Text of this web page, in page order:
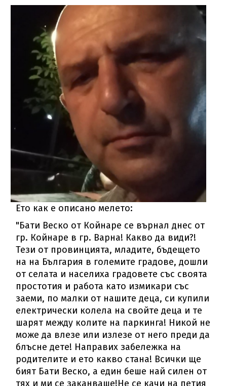
Ето как е описано мелето:
"Бати Веско от Койнаре се върнал днес от
гр. Койнаре в гр. Варна! Какво да види?!
Тези от провинцията, младите, бъдещето
на на България в големите градове, дошли
от селата и населиха градовете със своята
простотия и работа като измикари със
заеми, по малки от нашите деца, си купили
електрически колела на свойте деца и те
шарят между колите на паркинга! Никой не
може да влезе или излезе от него преди да
блъсне дете! Направих забележка на
родителите и ето какво стана! Всички ще
бият Бати Веско, а един беше най силен от
тях и ми се заканваше!Не се качи на петия